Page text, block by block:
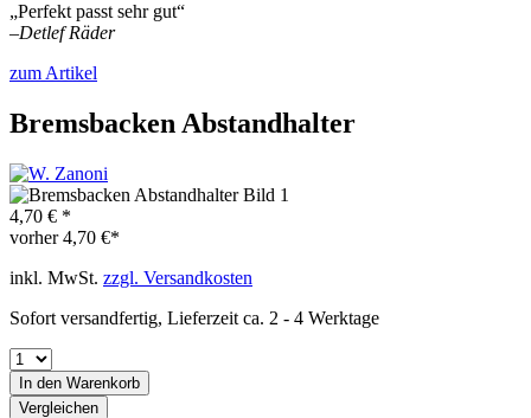
„Perfekt passt sehr gut“
–Detlef Räder
zum Artikel
Bremsbacken Abstandhalter
4,70 € *
vorher4,70 €*
inkl. MwSt. zzgl. Versandkosten
Sofort versandfertig, Lieferzeit ca. 2 - 4 Werktage
In den Warenkorb
Vergleichen